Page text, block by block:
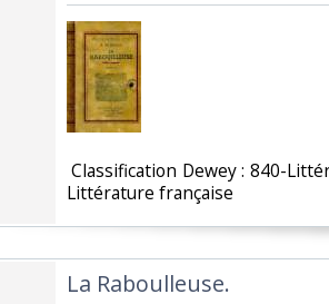
Classification Dewey : 840-
Littérature française‎
‎La Raboulleuse.‎